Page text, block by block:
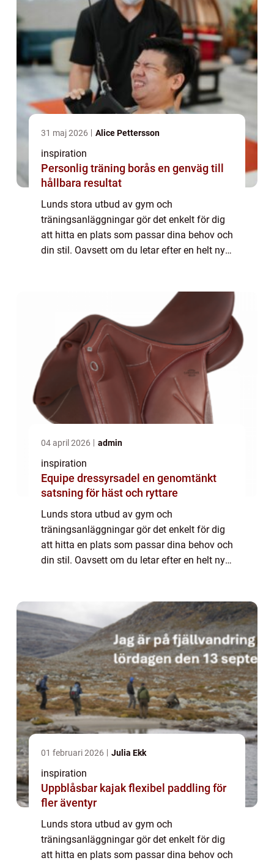
31 maj 2026 Alice Pettersson
inspiration
Personlig träning borås en genväg till
hållbara resultat
Lunds stora utbud av gym och
träningsanläggningar gör det enkelt för dig
att hitta en plats som passar dina behov och
din stil. Oavsett om du letar efter en helt ny
04 april 2026 admin
inspiration
Equipe dressyrsadel en genomtänkt
satsning för häst och ryttare
Lunds stora utbud av gym och
träningsanläggningar gör det enkelt för dig
att hitta en plats som passar dina behov och
din stil. Oavsett om du letar efter en helt ny
01 februari 2026 Julia Ekk
inspiration
Uppblåsbar kajak flexibel paddling för
fler äventyr
Lunds stora utbud av gym och
träningsanläggningar gör det enkelt för dig
att hitta en plats som passar dina behov och